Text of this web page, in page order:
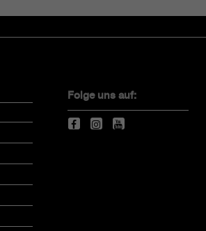
Folge uns auf: